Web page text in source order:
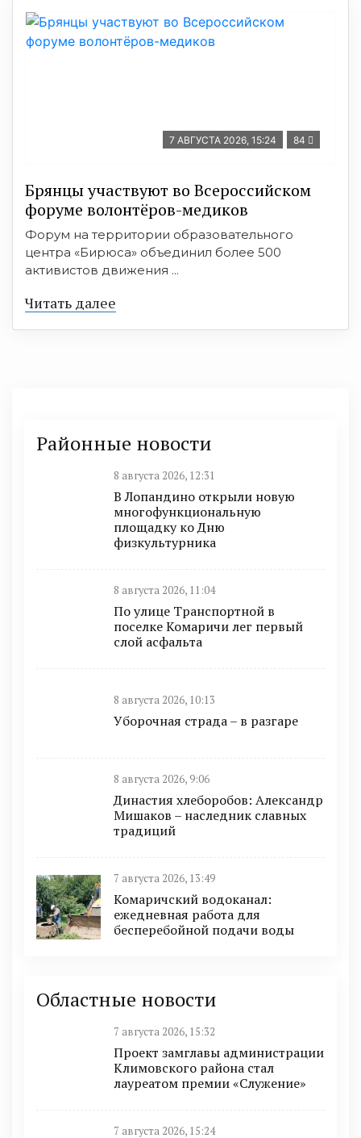
7 АВГУСТА 2026, 15:24 84
Брянцы участвуют во Всероссийском
форуме волонтёров-медиков
Форум на территории образовательного
центра «Бирюса» объединил более 500
активистов движения ...
Читать далее
Районные новости
8 августа 2026, 12:31
В Лопандино открыли новую
многофункциональную
площадку ко Дню
физкультурника
8 августа 2026, 11:04
По улице Транспортной в
поселке Комаричи лег первый
слой асфальта
8 августа 2026, 10:13
Уборочная страда – в разгаре
8 августа 2026, 9:06
Династия хлеборобов: Александр
Мишаков – наследник славных
традиций
7 августа 2026, 13:49
Комаричский водоканал:
ежедневная работа для
бесперебойной подачи воды
Областные новости
7 августа 2026, 15:32
Проект замглавы администрации
Климовского района стал
лауреатом премии «Служение»
7 августа 2026, 15:24